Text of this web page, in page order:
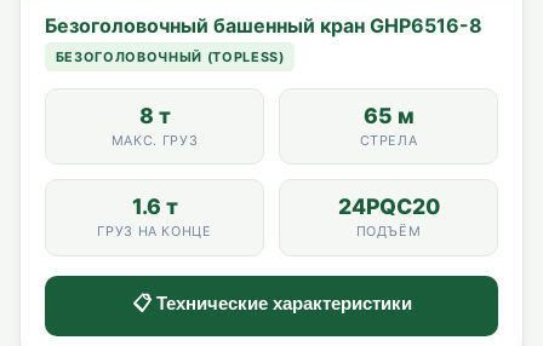
Безоголовочный башенный кран GHP6516-8
БЕЗОГОЛОВОЧНЫЙ (TOPLESS)
8 т
МАКС. ГРУЗ
65 м
СТРЕЛА
1.6 т
ГРУЗ НА КОНЦЕ
24PQC20
ПОДЪЁМ
📋 Технические характеристики